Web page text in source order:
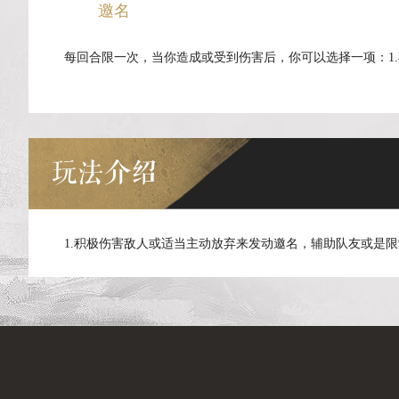
邀名
每回合限一次，当你造成或受到伤害后，你可以选择一项：
玩法介绍
1.积极伤害敌人或适当主动放弃来发动邀名，辅助队友或是